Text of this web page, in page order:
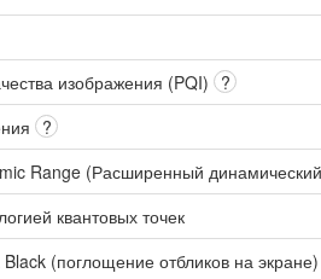
изображения (PQI) ?
?
Range (Расширенный
квантовых точек
(поглощение отбликов на экране)